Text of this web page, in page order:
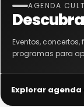
AGENDA
Eventos, concertos,
programas para
Explorar